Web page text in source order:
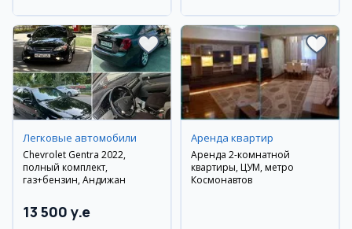
Легковые автомобили
Chevrolet Gentra 2022,
полный комплект,
газ+бензин, Андижан
13 500 y.e
Аренда квартир
Аренда 2-комнатной
квартиры, ЦУМ, метро
Космонавтов